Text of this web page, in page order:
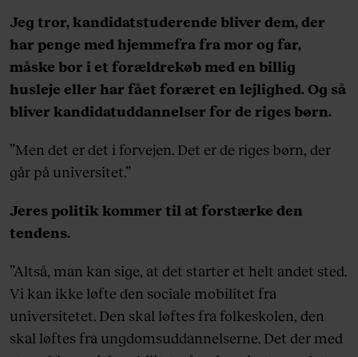
Jeg tror, kandidatstuderende bliver dem, der
har penge med hjemmefra fra mor og far,
måske bor i et forældrekøb med en billig
husleje eller har fået foræret en lejlighed. Og så
bliver kandidatuddannelser for de riges børn.
”Men det er det i forvejen. Det er de riges børn, der
går på universitet.”
Jeres politik kommer til at forstærke den
tendens.
”Altså, man kan sige, at det starter et helt andet sted.
Vi kan ikke løfte den sociale mobilitet fra
universitetet. Den skal løftes fra folkeskolen, den
skal løftes fra ungdomsuddannelserne. Det der med